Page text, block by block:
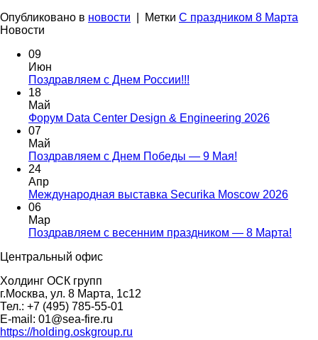
Опубликовано в новости Метки С праздником 8 Марта
Новости
09
Июн
Поздравляем с Днем России!!!
18
Май
Форум Data Center Design & Engineering 2026
07
Май
Поздравляем с Днем Победы — 9 Мая!
24
Апр
Международная выставка Securika Moscow 2026
06
Мар
Поздравляем с весенним праздником — 8 Марта!
Центральный офис
Холдинг ОСК групп
г.Москва, ул. 8 Марта, 1с12
Тел.: +7 (495) 785-55-01
E-mail: 01@sea-fire.ru
https://holding.oskgroup.ru